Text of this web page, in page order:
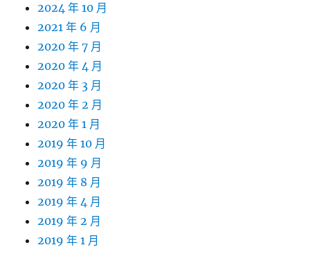
2024 年 10 月
2021 年 6 月
2020 年 7 月
2020 年 4 月
2020 年 3 月
2020 年 2 月
2020 年 1 月
2019 年 10 月
2019 年 9 月
2019 年 8 月
2019 年 4 月
2019 年 2 月
2019 年 1 月